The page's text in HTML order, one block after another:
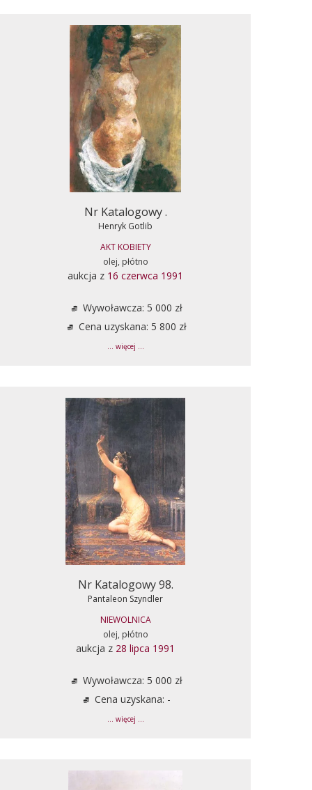
Nr Katalogowy .
Henryk Gotlib
AKT KOBIETY
olej, płótno
aukcja z 16 czerwca 1991
Wywoławcza: 5 000 zł
Cena uzyskana: 5 800 zł
... więcej ...
Nr Katalogowy 98.
Pantaleon Szyndler
NIEWOLNICA
olej, płótno
aukcja z 28 lipca 1991
Wywoławcza: 5 000 zł
Cena uzyskana: -
... więcej ...